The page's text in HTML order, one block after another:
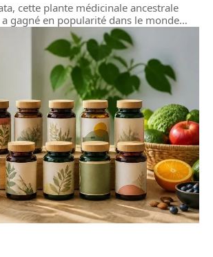
cette plante médicinale ancestrale
gagné en popularité dans le monde…